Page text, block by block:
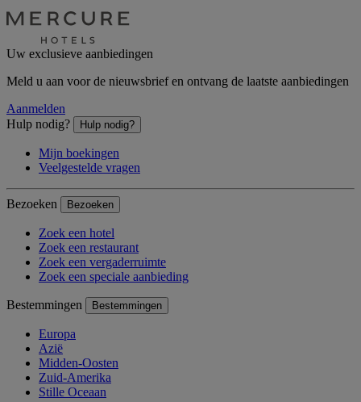
Uw exclusieve aanbiedingen
Meld u aan voor de nieuwsbrief en ontvang de laatste aanbiedingen
Aanmelden
Hulp nodig?
Hulp nodig?
Mijn boekingen
Veelgestelde vragen
Bezoeken Bezoeken
Zoek een hotel
Zoek een restaurant
Zoek een vergaderruimte
Zoek een speciale aanbieding
Bestemmingen Bestemmingen
Europa
Azië
Midden-Oosten
Zuid-Amerika
Stille Oceaan